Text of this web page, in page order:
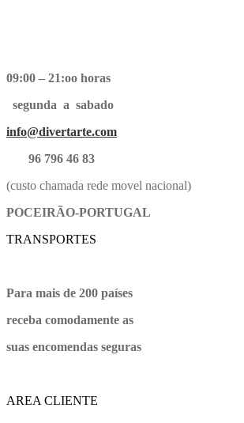
09:00 – 21:oo horas
segunda a sabado
info@divertarte.com
96 796 46 83
(custo chamada rede movel nacional)
POCEIRÃO-PORTUGAL
TRANSPORTES
Para mais de 200 países
receba comodamente as
suas encomendas seguras
AREA CLIENTE